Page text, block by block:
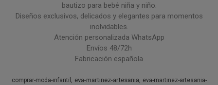
bautizo para bebé niña y niño.
Diseños exclusivos, delicados y elegantes para momentos
inolvidables.
Atención personalizada WhatsApp
Envíos 48/72h
Fabricación española
comprar-moda-infantil eva-martinez-artesania
eva-martinez-artesania-